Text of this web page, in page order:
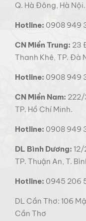
Q. Hà Đông, Hà Nội.
Hotline: 0908 949
CN Miền Trung: 23
Thanh Khê, TP. Đà
Hotline: 0908 949
CN Miền Nam: 222/
TP. Hồ Chí Minh.
Hotline: 0908 949
DL Bình Dương: 12/
TP. Thuận An, T.
Hotline: 0945 206
DL Cần Thơ: 106
Cần Thơ